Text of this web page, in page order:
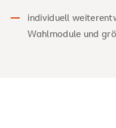
individuell
Wahlmodule und